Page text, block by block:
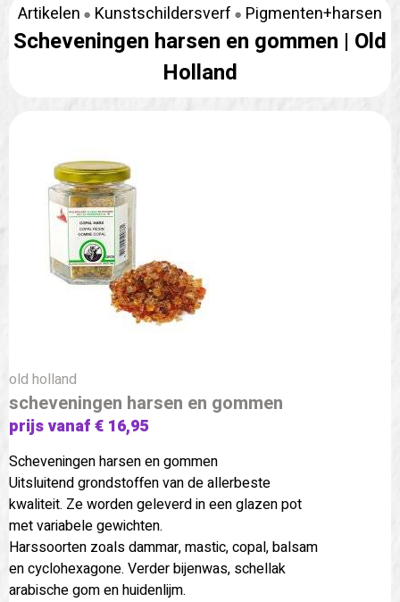
Artikelen Kunstschildersverf Pigmenten+harsen
Scheveningen harsen en gommen | Old
Holland
old holland
scheveningen harsen en gommen
prijs vanaf € 16,95
Scheveningen harsen en gommen
Uitsluitend grondstoffen van de allerbeste
kwaliteit. Ze worden geleverd in een glazen pot
met variabele gewichten.
Harssoorten zoals dammar, mastic, copal, balsam
en cyclohexagone. Verder bijenwas, schellak
arabische gom en huidenlijm.